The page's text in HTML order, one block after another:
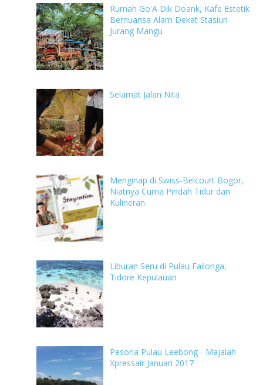
Rumah Go'A Dik Doank, Kafe Estetik
Bernuansa Alam Dekat Stasiun
Jurang Mangu
Selamat Jalan Nita
Menginap di Swiss-Belcourt Bogor,
Niatnya Cuma Pindah Tidur dan
Kulineran
Liburan Seru di Pulau Failonga,
Tidore Kepulauan
Pesona Pulau Leebong - Majalah
Xpressair Januari 2017